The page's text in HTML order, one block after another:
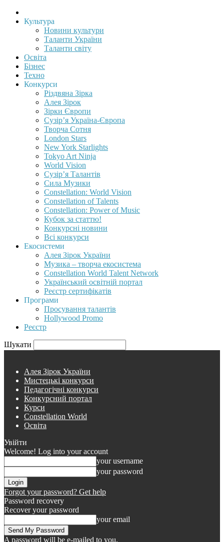
Культура
Новини культури
Таланти України
Таланти світу
Освіта
Бізнес
Техно
Конкурси
Різдвяна Зірка
Алея Зірок
Зірки Європи
Сузір’я Україна-Європа
Творча Сотня
London Stars
New York Starlights
Tokyo Art Ninja
World Vision
Сузір’я Талантів
Сила Музики
Constellation: World Vision
Constellation of Talents
Constellation: Power of Music
Кубок за статтю!
Конкурсні новини
Всі конкурси
Екосистеми
Алея Зірок України
Музика – творча екосистема
Constellation World Talent Network
Український освітній портал
Реєстр сертифікатів
Програми
Просування талантів
Hollywood Promo
Реєстр
Шукати
Алея Зірок України
Мистецькі конкурси
Педагогічні конкурси
Конкурсний портал
Курси
Constellation World
Освіта
Увійти
Welcome! Log into your account
your username
your password
Forgot your password? Get help
Password recovery
Recover your password
your email
A password will be e-mailed to you.